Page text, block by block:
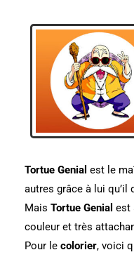
Tortue Genial est le
autres grâce à lui qu’il
Mais Tortue Genial est
couleur et très
Pour le colorier, voici